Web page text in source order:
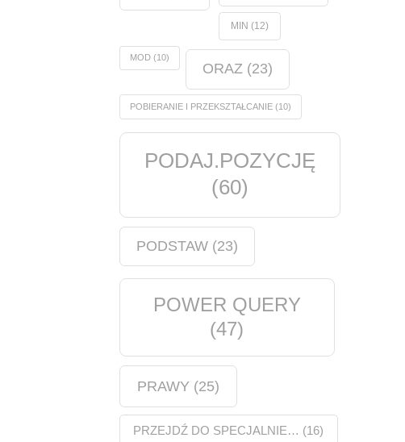
MIN (12)
MOD(10)
ORAZ (23)
POBIERANIE I PRZEKSZTAŁCANIE(10)
PODAJ.POZYCJĘ
(60)
PODSTAW(23)
POWER QUERY
(47)
PRAWY(25)
PRZEJDŹ DO SPECJALNIE… (16)